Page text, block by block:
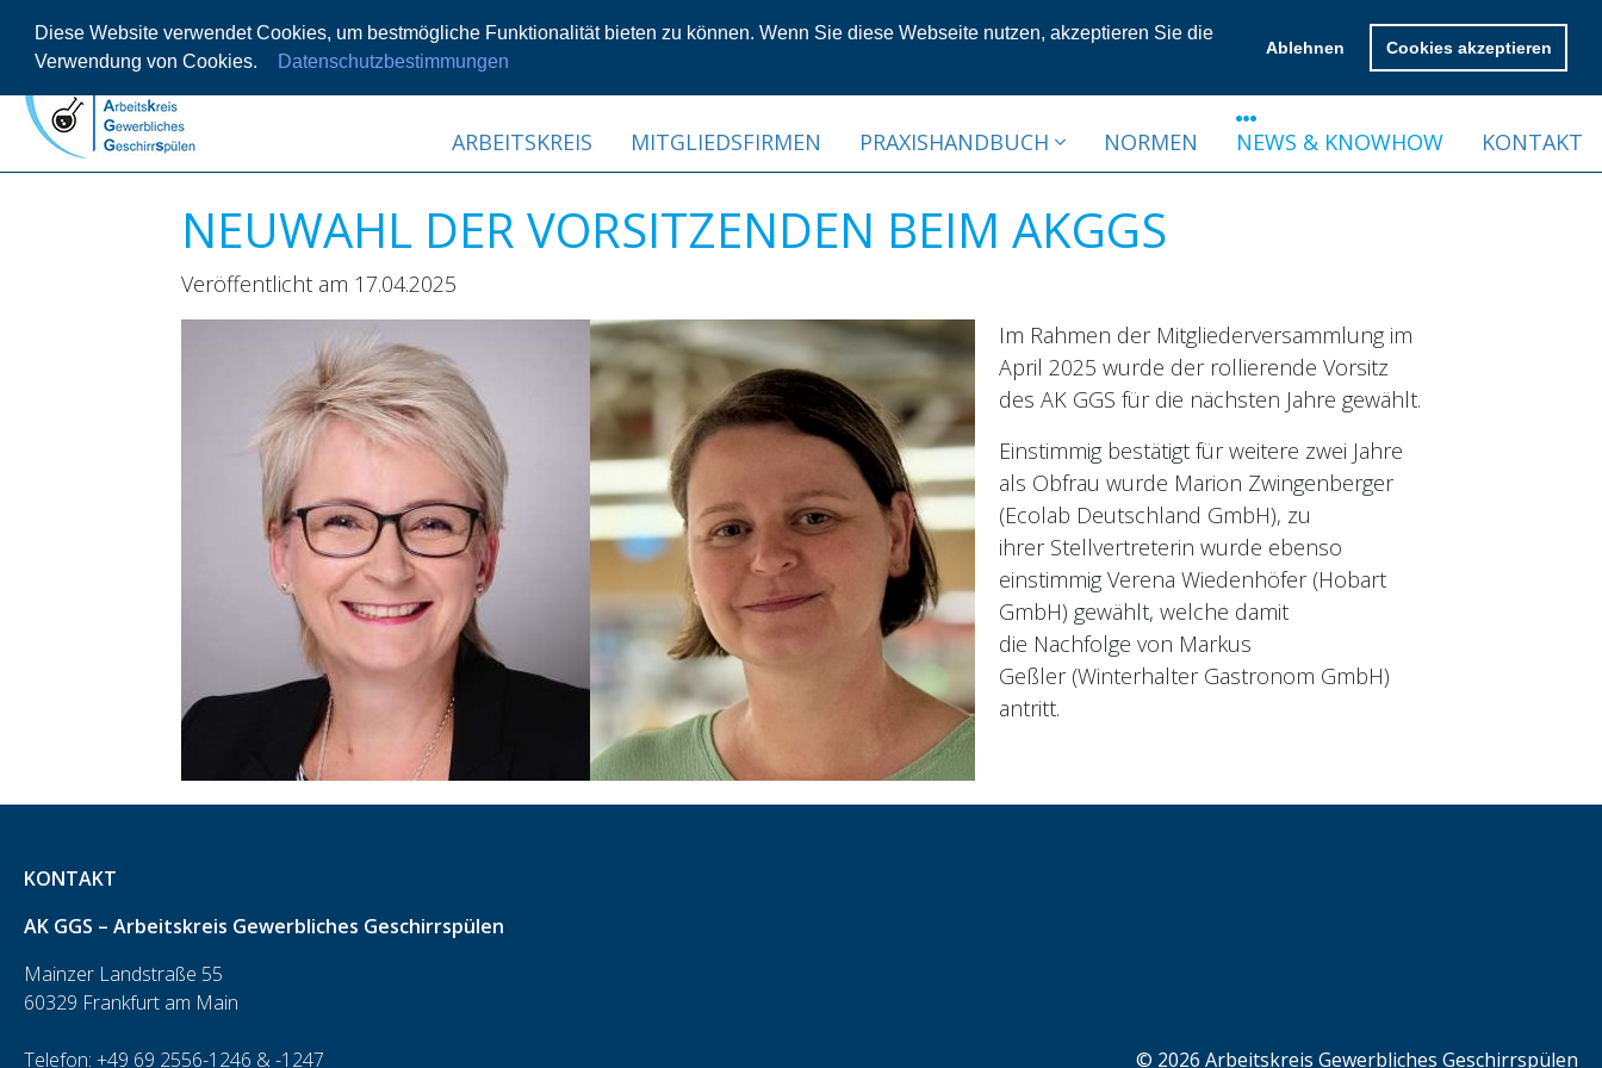
Diese Website verwendet Cookies, um bestmögliche Funktionalität bieten zu können. Wenn Sie diese Webseite nutzen, akzeptieren Sie die
Verwendung von Cookies.
Datenschutzbestimmungen
Ablehnen Cookies akzeptieren
Mitgliederbereich
ARBEITSKREIS MITGLIEDSFIRMEN PRAXISHANDBUCH NORMEN NEWS & KNOWHOW KONTAKT
NEUWAHL DER VORSITZENDEN BEIM AKGGS
Veröffentlicht am 17.04.2025
Im Rahmen der Mitgliederversammlung im
April 2025 wurde der rollierende Vorsitz
des AK GGS für die nächsten Jahre gewählt.
Einstimmig bestätigt für weitere zwei Jahre
als Obfrau wurde Marion Zwingenberger
(Ecolab Deutschland GmbH), zu
ihrer Stellvertreterin wurde ebenso
einstimmig Verena Wiedenhöfer (Hobart
GmbH) gewählt, welche damit
die Nachfolge von Markus
Geßler (Winterhalter Gastronom GmbH)
antritt.
KONTAKT
AK GGS – Arbeitskreis Gewerbliches Geschirrspülen
Mainzer Landstraße 55
60329 Frankfurt am Main
Telefon: +49 69 2556-1246 & -1247 © 2026 Arbeitskreis Gewerbliches Geschirrspülen